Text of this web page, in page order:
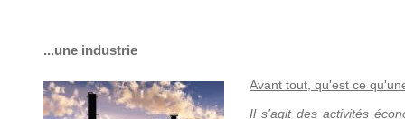
...une industrie
Avant tout, qu'est ce
Il s'agit des activités